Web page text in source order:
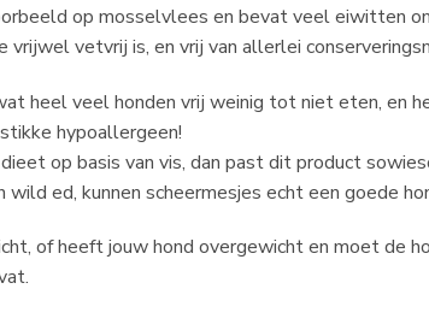
op mosselvlees en bevat veel eiwitten
vrijwel vetvrij is, en vrij van allerlei
heel veel honden vrij weinig tot niet eten, en
hypoallergeen!
op basis van vis, dan past dit product
ed, kunnen scheermesjes echt een goede
of heeft jouw hond overgewicht en moet de